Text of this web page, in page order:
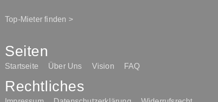
Top-Mieter finden >
Seiten
Startseite Über Uns Vision FAQ
Rechtliches